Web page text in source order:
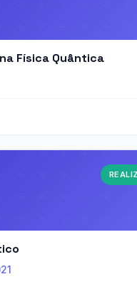
Física Quântica